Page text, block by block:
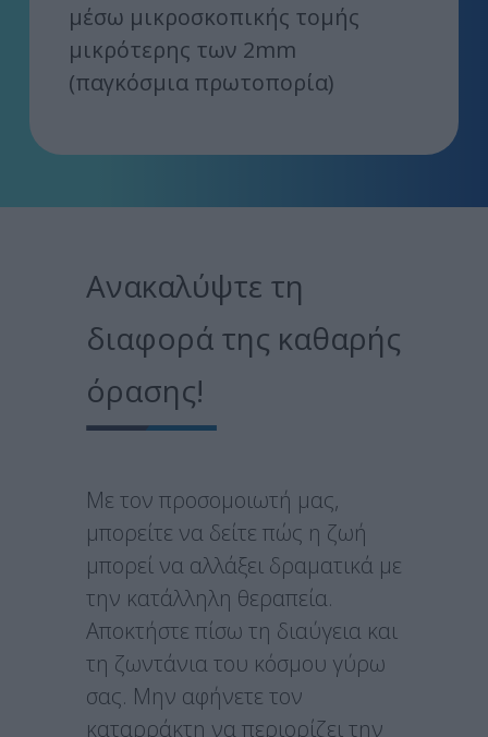
μέσω μικροσκοπικής τομής
μικρότερης των 2mm
(παγκόσμια πρωτοπορία)
Ανακαλύψτε τη
διαφορά της καθαρής
όρασης!
Με τον προσομοιωτή μας,
μπορείτε να δείτε πώς η ζωή
μπορεί να αλλάξει δραματικά με
την κατάλληλη θεραπεία.
Αποκτήστε πίσω τη διαύγεια και
τη ζωντάνια του κόσμου γύρω
σας. Μην αφήνετε τον
καταρράκτη να περιορίζει την